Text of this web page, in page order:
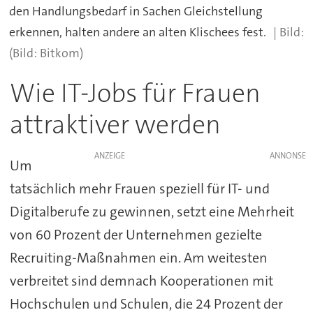
den Handlungsbedarf in Sachen Gleichstellung
erkennen, halten andere an alten Klischees fest.
(Bild: Bitkom)
Wie IT-Jobs für Frauen
attraktiver werden
ANZEIGE
Um
tatsächlich mehr Frauen speziell für IT- und
Digitalberufe zu gewinnen, setzt eine Mehrheit
von 60 Prozent der Unternehmen gezielte
Recruiting-Maßnahmen ein. Am weitesten
verbreitet sind demnach Kooperationen mit
Hochschulen und Schulen, die 24 Prozent der